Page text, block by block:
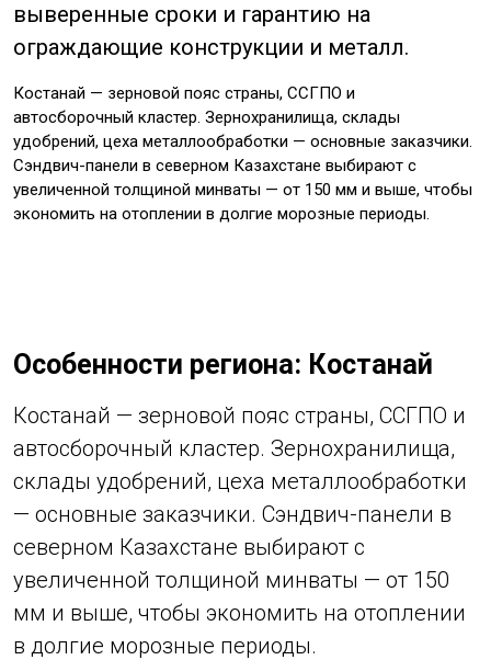
выверенные сроки и гарантию на
ограждающие конструкции и металл.
Костанай — зерновой пояс страны, ССГПО и
автосборочный кластер. Зернохранилища, склады
удобрений, цеха металлообработки — основные заказчики.
Сэндвич-панели в северном Казахстане выбирают с
увеличенной толщиной минваты — от 150 мм и выше, чтобы
экономить на отоплении в долгие морозные периоды.
Особенности региона: Костанай
Костанай — зерновой пояс страны, ССГПО и
автосборочный кластер. Зернохранилища,
склады удобрений, цеха металлообработки
— основные заказчики. Сэндвич-панели в
северном Казахстане выбирают с
увеличенной толщиной минваты — от 150
мм и выше, чтобы экономить на отоплении
в долгие морозные периоды.